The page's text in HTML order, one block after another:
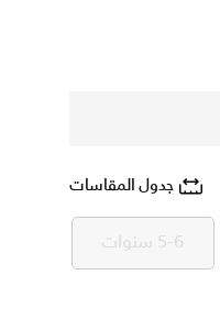
جدول المقاسات
5-6 سنوات 5-6 سنوات